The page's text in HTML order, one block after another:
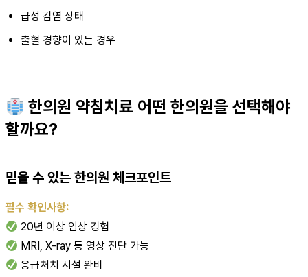
급성 감염 상태
출혈 경향이 있는 경우
한의원 약침치료 어떤 한의원을 선택해야
할까요?
믿을 수 있는 한의원 체크포인트
필수 확인사항:
20년 이상 임상 경험
MRI, X-ray 등 영상 진단 가능
응급처치 시설 완비